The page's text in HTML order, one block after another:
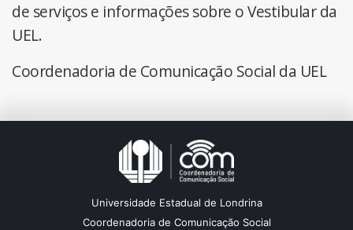
de serviços e informações sobre o Vestibular da
UEL.
Coordenadoria de Comunicação Social da UEL
Universidade Estadual de Londrina
Coordenadoria de Comunicação Social